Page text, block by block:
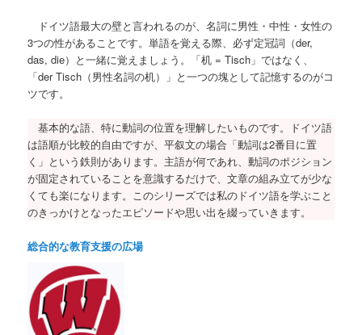
ドイツ語最大の壁と言われるのが、名詞に男性・中性・女性の
3つの性があることです。単語を覚える際、必ず定冠詞（der,
das, die）と一緒に覚えましょう。「机 = Tisch」ではなく、
「der Tisch（男性名詞の机）」と一つの塊として記憶するのがコ
ツです。
基本的な語、特に動詞の位置を理解したいものです。ドイツ語
は語順が比較的自由ですが、平叙文の場合「動詞は2番目に置
く」という鉄則があります。主語が何であれ、動詞のポジション
が固定されていることを意識するだけで、文章の組み立てが少な
くても楽になります。このシリーズでは私のドイツ語を学ぶこと
のきっかけとなったエピソードや思い出を綴っていきます。
総合的な教育支援の広場